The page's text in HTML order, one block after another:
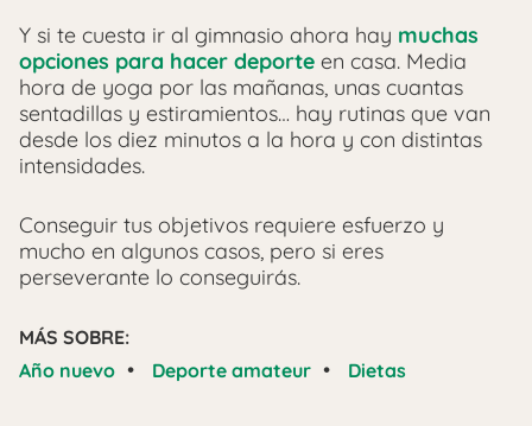
Y si te cuesta ir al gimnasio ahora hay muchas
opciones para hacer deporte en casa. Media
hora de yoga por las mañanas, unas cuantas
sentadillas y estiramientos… hay rutinas que van
desde los diez minutos a la hora y con distintas
intensidades.
Conseguir tus objetivos requiere esfuerzo y
mucho en algunos casos, pero si eres
perseverante lo conseguirás.
MÁS SOBRE:
Año nuevo • Deporte amateur • Dietas